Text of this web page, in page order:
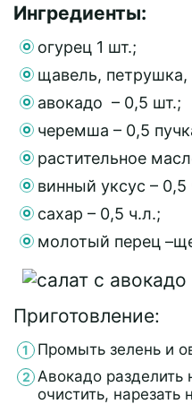
Ингредиенты:
огурец 1 шт.;
щавель, петрушка,
авокадо – 0,5 шт.;
черемша – 0,5
растительное
винный уксус – 0,5
сахар – 0,5 ч.л.;
молотый перец
Приготовление:
Промыть зелень и
Авокадо разделить
очистить, нарезать